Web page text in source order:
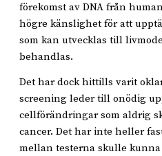
förekomst av DNA från
högre känslighet för att
som kan utvecklas till
behandlas.
Det har dock hittills varit
screening leder till onödig
cellförändringar som aldrig
cancer. Det har inte heller
mellan testerna skulle kunna